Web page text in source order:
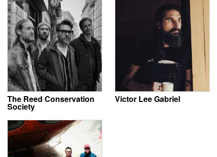
The Reed Conservation
Society
Victor Lee Gabriel